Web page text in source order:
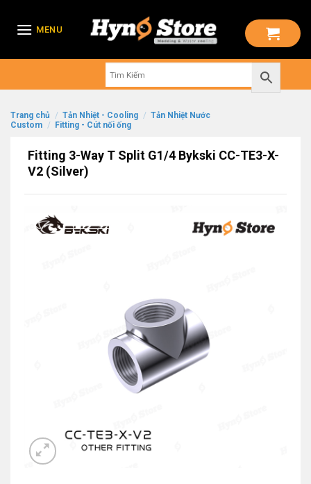
MENU
Trang chủ / Tản Nhiệt - Cooling / Tản Nhiệt Nước
Custom / Fitting - Cút nối ống
Fitting 3-Way T Split G1/4 Bykski CC-TE3-X-
V2 (Silver)